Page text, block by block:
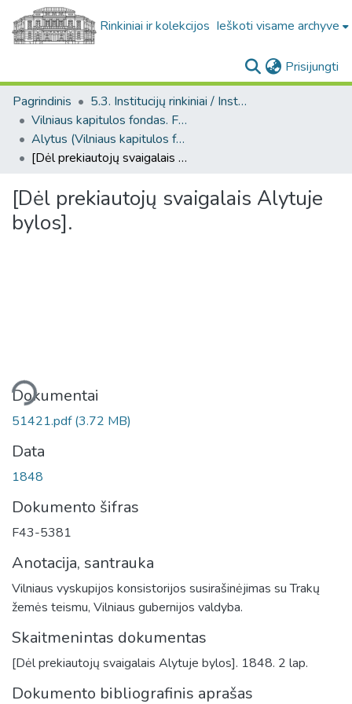
Rinkiniai ir kolekcijos Ieškoti visame archyve
Prisijungti
Pagrindinis
5.3. Institucijų rinkiniai / Institutional collections
Vilniaus kapitulos fondas. F43
Alytus (Vilniaus kapitulos fondas. F43. Bažnytinės valdos)
[Dėl prekiautojų svaigalais Alytuje bylos].
[Dėl prekiautojų svaigalais Alytuje
bylos].
Dokumentai
51421.pdf(3.72 MB)
Data
1848
Dokumento šifras
F43-5381
Anotacija, santrauka
Vilniaus vyskupijos konsistorijos susirašinėjimas su Trakų
žemės teismu, Vilniaus gubernijos valdyba.
Skaitmenintas dokumentas
[Dėl prekiautojų svaigalais Alytuje bylos]. 1848. 2 lap.
Dokumento bibliografinis aprašas